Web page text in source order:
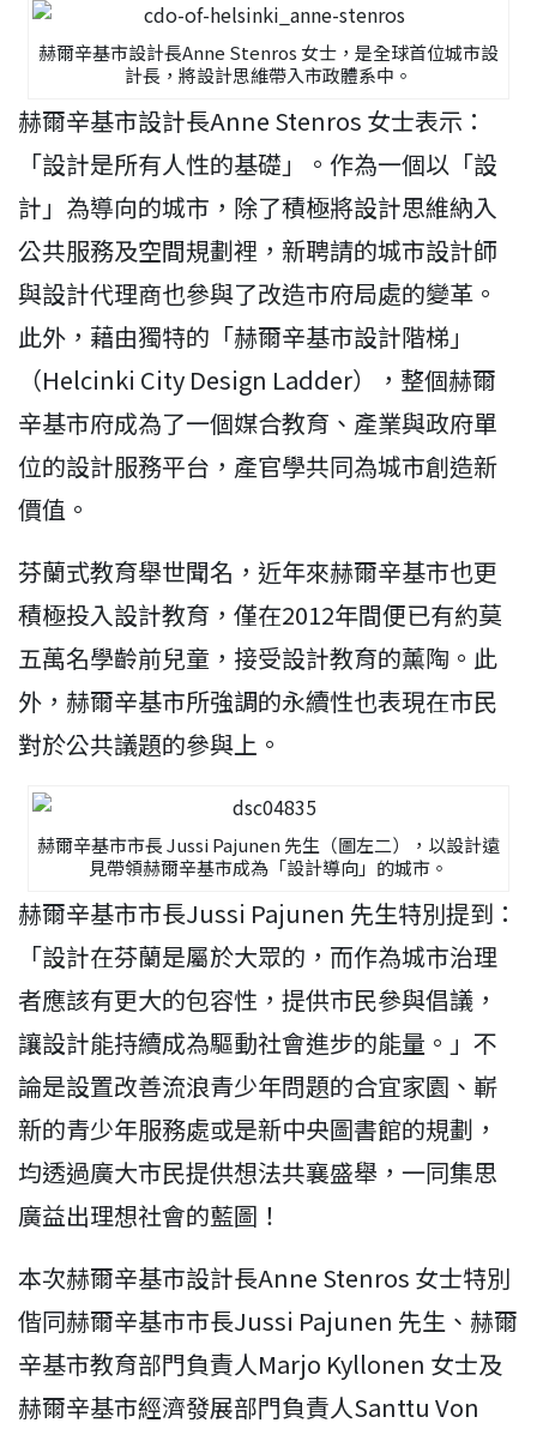
赫爾辛基市設計長Anne Stenros 女士，是全球首位城市設
計長，將設計思維帶入市政體系中。
赫爾辛基市設計長Anne Stenros 女士表示：
「設計是所有人性的基礎」。作為一個以「設
計」為導向的城市，除了積極將設計思維納入
公共服務及空間規劃裡，新聘請的城市設計師
與設計代理商也參與了改造市府局處的變革。
此外，藉由獨特的「赫爾辛基市設計階梯」
（Helcinki City Design Ladder），整個赫爾
辛基市府成為了一個媒合教育、產業與政府單
位的設計服務平台，產官學共同為城市創造新
價值。
芬蘭式教育舉世聞名，近年來赫爾辛基市也更
積極投入設計教育，僅在2012年間便已有約莫
五萬名學齡前兒童，接受設計教育的薰陶。此
外，赫爾辛基市所強調的永續性也表現在市民
對於公共議題的參與上。
赫爾辛基市市長 Jussi Pajunen 先生（圖左二），以設計遠
見帶領赫爾辛基市成為「設計導向」的城市。
赫爾辛基市市長Jussi Pajunen 先生特別提到：
「設計在芬蘭是屬於大眾的，而作為城市治理
者應該有更大的包容性，提供市民參與倡議，
讓設計能持續成為驅動社會進步的能量。」不
論是設置改善流浪青少年問題的合宜家園、嶄
新的青少年服務處或是新中央圖書館的規劃，
均透過廣大市民提供想法共襄盛舉，一同集思
廣益出理想社會的藍圖！
本次赫爾辛基市設計長Anne Stenros 女士特別
偕同赫爾辛基市市長Jussi Pajunen 先生、赫爾
辛基市教育部門負責人Marjo Kyllonen 女士及
赫爾辛基市經濟發展部門負責人Santtu Von